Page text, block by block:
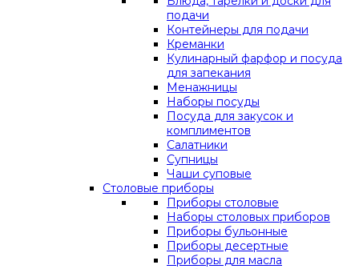
подачи
Контейнеры для подачи
Креманки
Кулинарный фарфор и посуда
для запекания
Менажницы
Наборы посуды
Посуда для закусок и
комплиментов
Салатники
Супницы
Чаши суповые
Столовые приборы
Приборы столовые
Наборы столовых приборов
Приборы бульонные
Приборы десертные
Приборы для масла